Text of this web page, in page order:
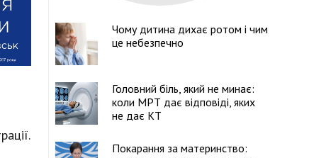
Чому дитина дихає ротом і чим
це небезпечно
Головний біль, який не минає:
коли МРТ дає відповіді, яких
не дає КТ
Покарання за материнство: